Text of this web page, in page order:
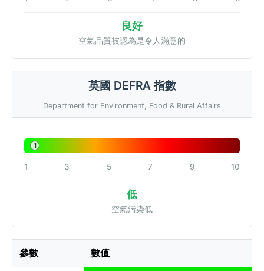
良好
空氣品質被認為是令人滿意的
英國 DEFRA 指數
Department for Environment, Food & Rural Affairs
1
1 3 5 7 9 10
低
空氣污染低
參數 數值